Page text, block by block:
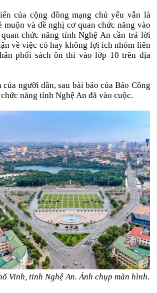
của cộng đồng mạng chủ yếu vẫn là
muộn và đề nghị cơ quan chức năng vào
chức năng tỉnh Nghệ An cần trả lời
về việc có hay không lợi ích nhóm liên
phối sách ôn thi vào lớp 10 trên địa
người dân, sau bài báo của Báo Công
năng tỉnh Nghệ An đã vào cuộc.
Vinh, tỉnh Nghệ An. Ảnh chụp màn hình.